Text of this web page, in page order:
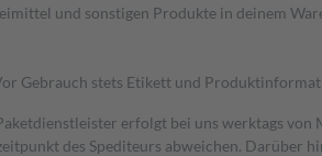
und sonstigen Produkte in deinem
Gebrauch stets Etikett und
erfolgt bei uns werktags
des Spediteurs abweichen. Darüber